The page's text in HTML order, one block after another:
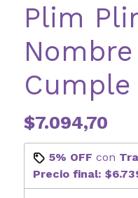
Plim
Cumple
$7.094,70
5% OFF con
Precio final: